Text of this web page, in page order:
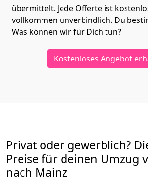
übermittelt. Jede Offerte ist
vollkommen unverbindlich. Du
Was können wir für Dich tun?
Kostenloses Angebot
Privat oder gewerblich?
Preise für deinen Umzug
nach Mainz